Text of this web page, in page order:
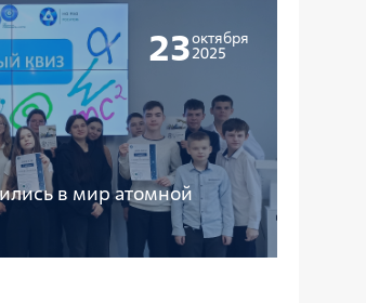
23октября
2025
в мир атомной